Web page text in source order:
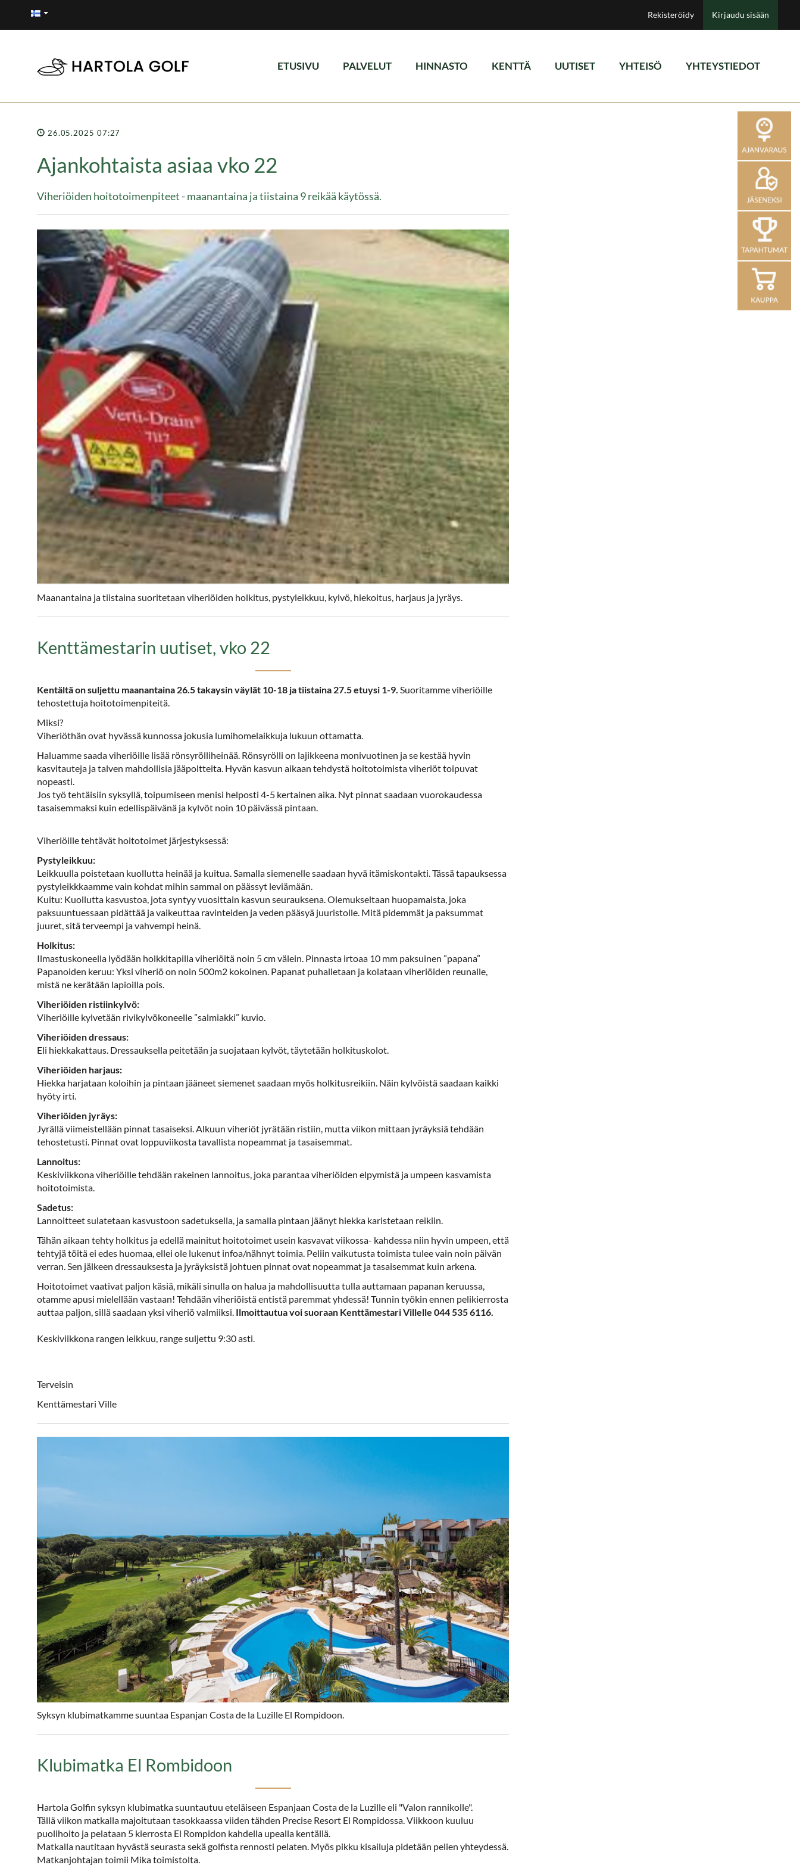
Rekisteröidy Kirjaudu sisään
ETUSIVU PALVELUT HINNASTO KENTTÄ UUTISET YHTEISÖ YHTEYSTIEDOT
26.05.2025 07:27
Ajankohtaista asiaa vko 22
Viheriöiden hoitotoimenpiteet - maanantaina ja tiistaina 9 reikää käytössä.
Maanantaina ja tiistaina suoritetaan viheriöiden holkitus, pystyleikkuu, kylvö, hiekoitus, harjaus ja jyräys.
Kenttämestarin uutiset, vko 22
Kentältä on suljettu maanantaina 26.5 takaysin väylät 10-18 ja tiistaina 27.5 etuysi 1-9. Suoritamme viheriöille
tehostettuja hoitotoimenpiteitä.
Miksi?
Viheriöthän ovat hyvässä kunnossa jokusia lumihomelaikkuja lukuun ottamatta.
Haluamme saada viheriöille lisää rönsyrölliheinää. Rönsyrölli on lajikkeena monivuotinen ja se kestää hyvin
kasvitauteja ja talven mahdollisia jääpoltteita. Hyvän kasvun aikaan tehdystä hoitotoimista viheriöt toipuvat
nopeasti.
Jos työ tehtäisiin syksyllä, toipumiseen menisi helposti 4-5 kertainen aika. Nyt pinnat saadaan vuorokaudessa
tasaisemmaksi kuin edellispäivänä ja kylvöt noin 10 päivässä pintaan.
Viheriöille tehtävät hoitotoimet järjestyksessä:
Pystyleikkuu:
Leikkuulla poistetaan kuollutta heinää ja kuitua. Samalla siemenelle saadaan hyvä itämiskontakti. Tässä tapauksessa
pystyleikkkaamme vain kohdat mihin sammal on päässyt leviämään.
Kuitu: Kuollutta kasvustoa, jota syntyy vuosittain kasvun seurauksena. Olemukseltaan huopamaista, joka
paksuuntuessaan pidättää ja vaikeuttaa ravinteiden ja veden pääsyä juuristolle. Mitä pidemmät ja paksummat
juuret, sitä terveempi ja vahvempi heinä.
Holkitus:
Ilmastuskoneella lyödään holkkitapilla viheriöitä noin 5 cm välein. Pinnasta irtoaa 10 mm paksuinen ”papana”
Papanoiden keruu: Yksi viheriö on noin 500m2 kokoinen. Papanat puhalletaan ja kolataan viheriöiden reunalle,
mistä ne kerätään lapioilla pois.
Viheriöiden ristiinkylvö:
Viheriöille kylvetään rivikylvökoneelle ”salmiakki” kuvio.
Viheriöiden dressaus:
Eli hiekkakattaus. Dressauksella peitetään ja suojataan kylvöt, täytetään holkituskolot.
Viheriöiden harjaus:
Hiekka harjataan koloihin ja pintaan jääneet siemenet saadaan myös holkitusreikiin. Näin kylvöistä saadaan kaikki
hyöty irti.
Viheriöiden jyräys:
Jyrällä viimeistellään pinnat tasaiseksi. Alkuun viheriöt jyrätään ristiin, mutta viikon mittaan jyräyksiä tehdään
tehostetusti. Pinnat ovat loppuviikosta tavallista nopeammat ja tasaisemmat.
Lannoitus:
Keskiviikkona viheriöille tehdään rakeinen lannoitus, joka parantaa viheriöiden elpymistä ja umpeen kasvamista
hoitotoimista.
Sadetus:
Lannoitteet sulatetaan kasvustoon sadetuksella, ja samalla pintaan jäänyt hiekka karistetaan reikiin.
Tähän aikaan tehty holkitus ja edellä mainitut hoitotoimet usein kasvavat viikossa- kahdessa niin hyvin umpeen, että
tehtyjä töitä ei edes huomaa, ellei ole lukenut infoa/nähnyt toimia. Peliin vaikutusta toimista tulee vain noin päivän
verran. Sen jälkeen dressauksesta ja jyräyksistä johtuen pinnat ovat nopeammat ja tasaisemmat kuin arkena.
Hoitotoimet vaativat paljon käsiä, mikäli sinulla on halua ja mahdollisuutta tulla auttamaan papanan keruussa,
otamme apusi mielellään vastaan! Tehdään viheriöistä entistä paremmat yhdessä! Tunnin työkin ennen pelikierrosta
auttaa paljon, sillä saadaan yksi viheriö valmiiksi. Ilmoittautua voi suoraan Kenttämestari Villelle 044 535 6116.
Keskiviikkona rangen leikkuu, range suljettu 9:30 asti.
Terveisin
Kenttämestari Ville
Syksyn klubimatkamme suuntaa Espanjan Costa de la Luzille El Rompidoon.
Klubimatka El Rombidoon
Hartola Golfin syksyn klubimatka suuntautuu eteläiseen Espanjaan Costa de la Luzille eli "Valon rannikolle".
Tällä viikon matkalla majoitutaan tasokkaassa viiden tähden Precise Resort El Rompidossa. Viikkoon kuuluu
puolihoito ja pelataan 5 kierrosta El Rompidon kahdella upealla kentällä.
Matkalla nautitaan hyvästä seurasta sekä golfista rennosti pelaten. Myös pikku kisailuja pidetään pelien yhteydessä.
Matkanjohtajan toimii Mika toimistolta.